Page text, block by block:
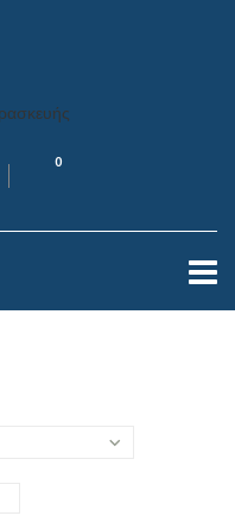
0